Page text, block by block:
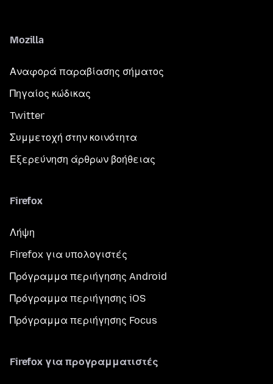
Mozilla
Αναφορά παραβίασης σήματος
Πηγαίος κώδικας
Twitter
Συμμετοχή στην κοινότητα
Εξερεύνηση άρθρων βοήθειας
Firefox
Λήψη
Firefox για υπολογιστές
Πρόγραμμα περιήγησης Android
Πρόγραμμα περιήγησης iOS
Πρόγραμμα περιήγησης Focus
Firefox για προγραμματιστές